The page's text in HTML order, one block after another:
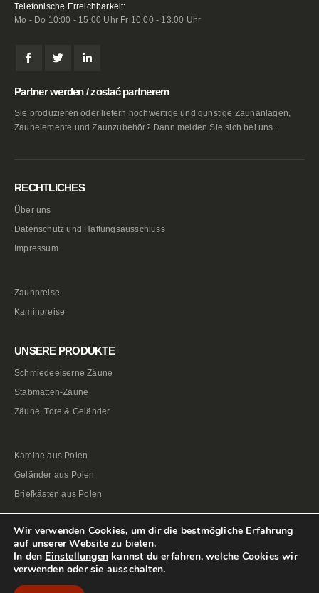
Telefonische Erreichbarkeit:
Mo - Do 10:00 - 15:00 Uhr Fr 10:00 - 13.00 Uhr
Partner werden / zostać partnerem
Sie produzieren oder liefern hochwertige und günstige Zaunanlagen,
Zaunelemente und Zaunzubehör? Dann melden Sie sich bei uns.
RECHTLICHES
Über uns
Datenschutz und Haftungsausschluss
Impressum
Zaunpreise
Kaminpreise
UNSERE PRODUKTE
Schmiedeeiserne Zäune
Stabmatten-Zäune
Zäune, Tore & Geländer
Kamine aus Polen
Geländer aus Polen
Briefkästen aus Polen
Wir verwenden Cookies, um dir die bestmögliche Erfahrung
auf unserer Website zu bieten.
In den Einstellungen kannst du erfahren, welche Cookies wir
verwenden oder sie ausschalten.